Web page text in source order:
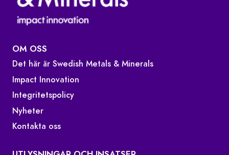
OM OSS
Det här är Swedish Metals & Minerals
Impact Innovation
Integritetspolicy
Nyheter
Kontakta oss